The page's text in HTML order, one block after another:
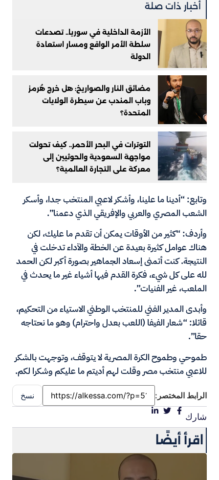
أخبار ذات صلة
الأزمة الداخلية في سوريا.. تصدعات
سلطة الأمر الواقع ومسار استعادة
الدولة
مضائق النار والصواريخ: هل خرج هُرمز
وباب المندب عن سيطرة الولايات
المتحدة؟
التوترات في البحر الأحمر.. كيف تحولت
مواجهة السعودية والحوثيين إلى
معركة على التجارة العالمية؟
وتابع: “أدينا ما علينا، وأشكر لاعبي المنتخب جدا، وأسكر
الشعب المصري والعربي والإفريقي الذي دعمنا”.
وأردف: “كثير من الأوقات يمكن أن تقدم ما عليك، لكن
هناك عوامل كثيرة بعيدة عن الخطة والآداء تدخلت في
النتيجة. كنت أتمنى إسعاد الجماهير بصورة أكبر لكن الحمد
لله على كل شيء، فكرة القدم فيها أشياء غير ما يحدث في
الملعب، غير الفنيات”.
وأبدى المدير الفني للمنتخب الوطني الاستياء من التحكيم،
قائلا: “شعار الفيفا (اللعب بعدل واحترام) وهو ما نحتاجه
حقا”.
طموحي وطموح الكرة المصرية لا يتوقف، وتوجهت بالشكر
للاعبي منتخب مصر وقلت لهم أديتم ما عليكم وشكرا لكم.
الرابط المختصر: نسخ
شارك
اقرأ أيضًا